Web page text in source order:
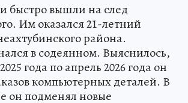
быстро вышли на след
Им оказался 21-летний
района.
в содеянном. Выяснилось,
года по апрель 2026 года он
компьютерных деталей. В
он подменял новые